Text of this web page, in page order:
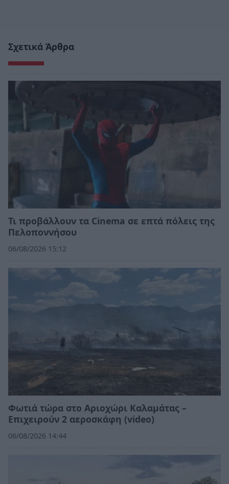
Σχετικά Άρθρα
Τι προβάλλουν τα Cinema σε επτά πόλεις της
Πελοποννήσου
06/08/2026 15:12
Φωτιά τώρα στο Αριοχώρι Καλαμάτας –
Επιχειρούν 2 αεροσκάφη (video)
06/08/2026 14:44